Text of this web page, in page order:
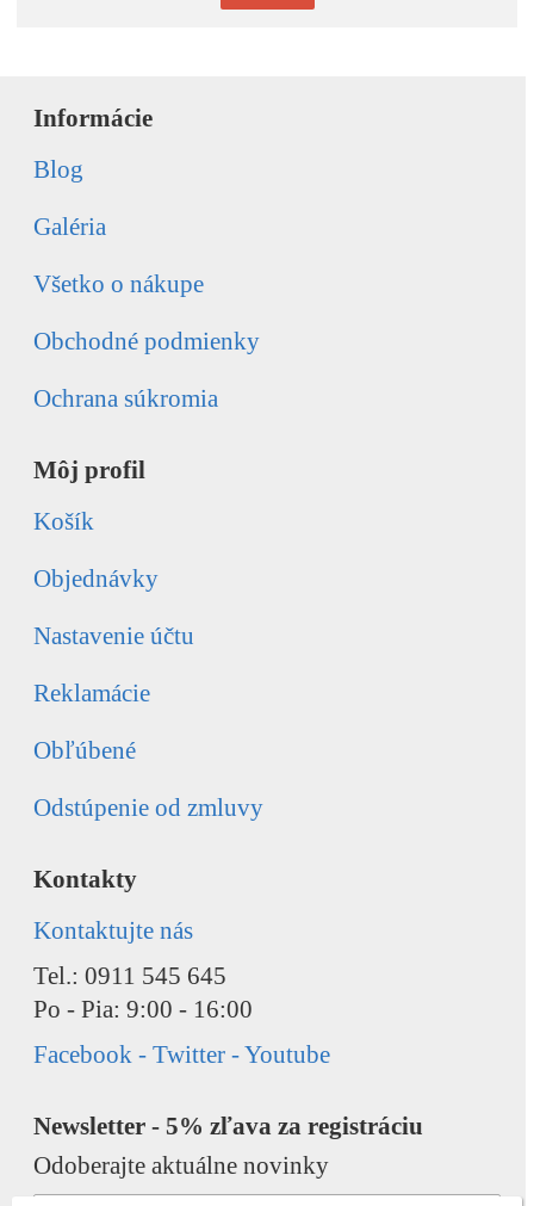
Informácie
Blog
Galéria
Všetko o nákupe
Obchodné podmienky
Ochrana súkromia
Môj profil
Košík
Objednávky
Nastavenie účtu
Reklamácie
Obľúbené
Odstúpenie od zmluvy
Kontakty
Kontaktujte nás
Tel.: 0911 545 645
Po - Pia: 9:00 - 16:00
Facebook - Twitter - Youtube
Newsletter - 5% zľava za registráciu
Odoberajte aktuálne novinky